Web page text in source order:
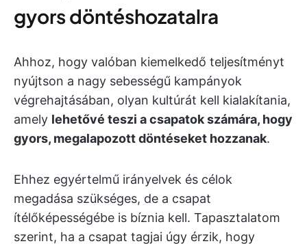
gyors döntéshozatalra
Ahhoz, hogy valóban kiemelkedő teljesítményt
nyújtson a nagy sebességű kampányok
végrehajtásában, olyan kultúrát kell kialakítania,
amely lehetővé teszi a csapatok számára, hogy
gyors, megalapozott döntéseket hozzanak.
Ehhez egyértelmű irányelvek és célok
megadása szükséges, de a csapat
ítélőképességébe is bíznia kell. Tapasztalatom
szerint, ha a csapat tagjai úgy érzik, hogy